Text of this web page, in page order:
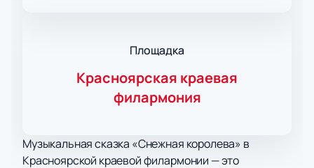
Площадка
Красноярская краевая
филармония
Музыкальная сказка «Снежная королева» в
Красноярской краевой филармонии — это